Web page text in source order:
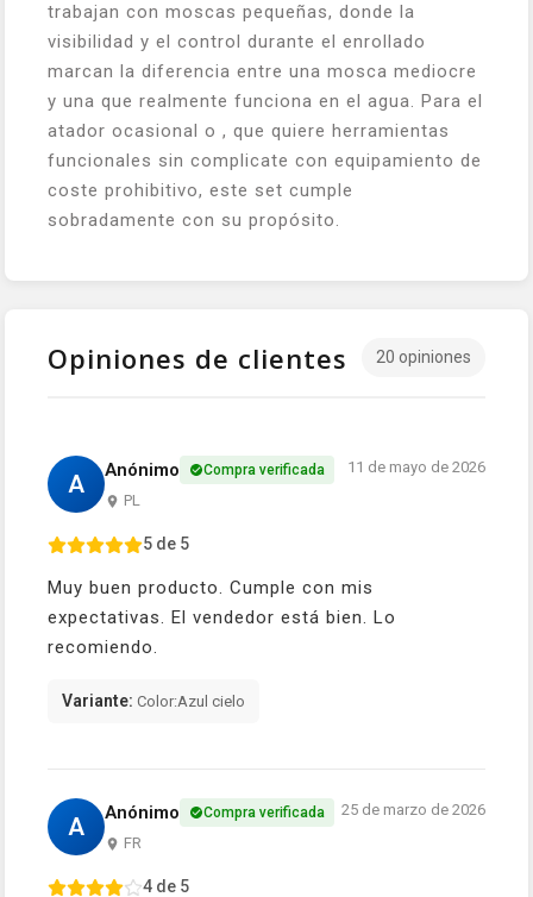
trabajan con moscas pequeñas, donde la
visibilidad y el control durante el enrollado
marcan la diferencia entre una mosca mediocre
y una que realmente funciona en el agua. Para el
atador ocasional o , que quiere herramientas
funcionales sin complicate con equipamiento de
coste prohibitivo, este set cumple
sobradamente con su propósito.
Opiniones de clientes 20 opiniones
A Anónimo Compra verificada
PL
11 de mayo de 2026
5 de 5
Muy buen producto. Cumple con mis
expectativas. El vendedor está bien. Lo
recomiendo.
Variante: Color:Azul cielo
A Anónimo Compra verificada
FR
25 de marzo de 2026
4 de 5